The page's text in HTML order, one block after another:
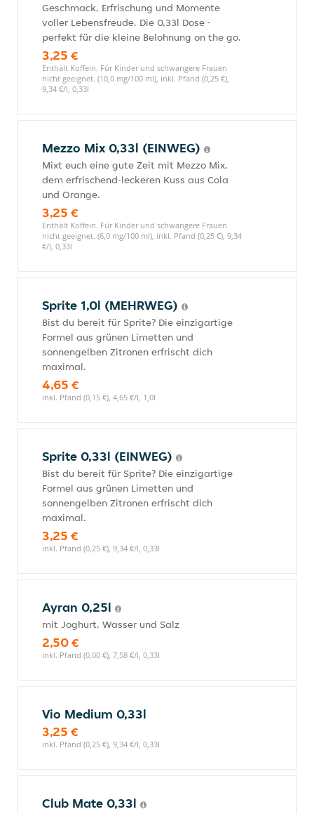
Geschmack, Erfrischung und Momente
voller Lebensfreude. Die 0,33l Dose -
perfekt für die kleine Belohnung on the go.
3,25 €
Enthält Koffein. Für Kinder und schwangere Frauen
nicht geeignet. (10,0 mg/100 ml), inkl. Pfand (0,25 €),
9,34 €/l, 0,33l
Mezzo Mix 0,33l (EINWEG)
Mixt euch eine gute Zeit mit Mezzo Mix,
dem erfrischend-leckeren Kuss aus Cola
und Orange.
3,25 €
Enthält Koffein. Für Kinder und schwangere Frauen
nicht geeignet. (6,0 mg/100 ml), inkl. Pfand (0,25 €), 9,34
€/l, 0,33l
Sprite 1,0l (MEHRWEG)
Bist du bereit für Sprite? Die einzigartige
Formel aus grünen Limetten und
sonnengelben Zitronen erfrischt dich
maximal.
4,65 €
inkl. Pfand (0,15 €), 4,65 €/l, 1,0l
Sprite 0,33l (EINWEG)
Bist du bereit für Sprite? Die einzigartige
Formel aus grünen Limetten und
sonnengelben Zitronen erfrischt dich
maximal.
3,25 €
inkl. Pfand (0,25 €), 9,34 €/l, 0,33l
Ayran 0,25l
mit Joghurt, Wasser und Salz
2,50 €
inkl. Pfand (0,00 €), 7,58 €/l, 0,33l
Vio Medium 0,33l
3,25 €
inkl. Pfand (0,25 €), 9,34 €/l, 0,33l
Club Mate 0,33l